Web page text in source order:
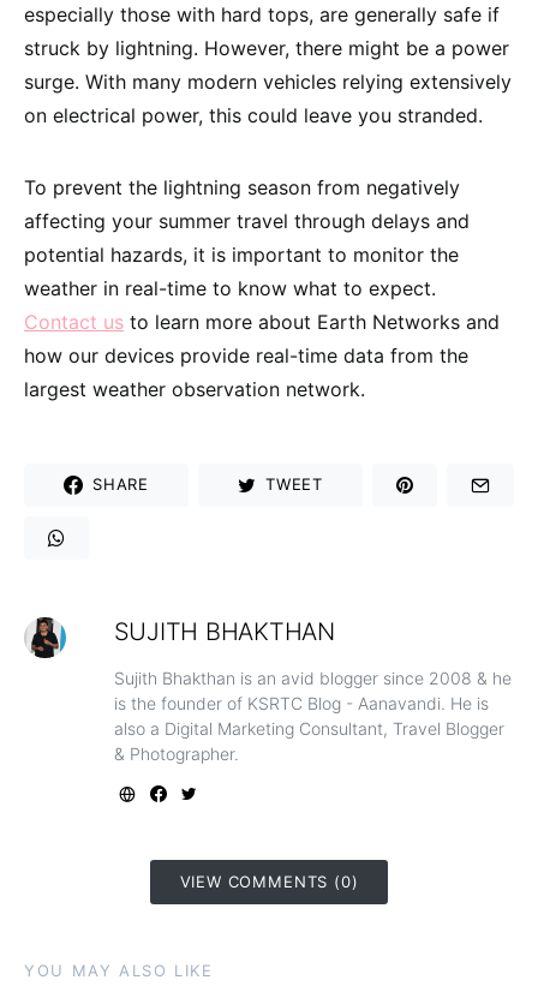
especially those with hard tops, are generally safe if
struck by lightning. However, there might be a power
surge. With many modern vehicles relying extensively
on electrical power, this could leave you stranded.
To prevent the lightning season from negatively
affecting your summer travel through delays and
potential hazards, it is important to monitor the
weather in real-time to know what to expect.
Contact us to learn more about Earth Networks and
how our devices provide real-time data from the
largest weather observation network.
SHARE TWEET
SUJITH BHAKTHAN
Sujith Bhakthan is an avid blogger since 2008 & he
is the founder of KSRTC Blog - Aanavandi. He is
also a Digital Marketing Consultant, Travel Blogger
& Photographer.
VIEW COMMENTS (0)
YOU MAY ALSO LIKE